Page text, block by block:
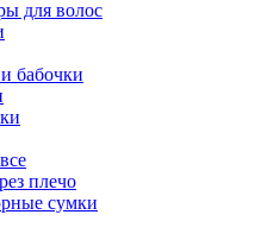
для волос
бабочки
плечо
cумки